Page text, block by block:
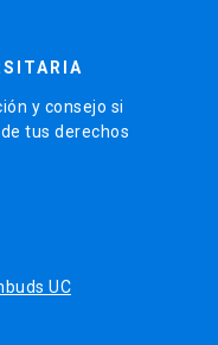
y consejo si
tus derechos
UC